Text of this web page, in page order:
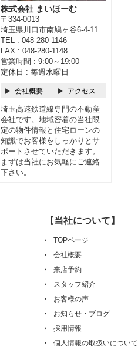
株式会社 まいほーむ
〒334-0013
埼玉県川口市南鳩ヶ谷6-4-11
TEL : 048-280-1146
FAX : 048-280-1148
営業時間 : 9:00～19:00
定休日 : 毎週水曜日
会社概要 アクセス
埼玉高速鉄道線専門の不動産
会社です。地域密着の当社限
定の物件情報と住宅ローンの
知識でお客様をしっかりとサ
ポートさせていただきます。
まずは当社にお気軽にご連絡
下さい。
【当社について】
TOPページ
会社概要
来店予約
スタッフ紹介
お客様の声
お知らせ・ブログ
採用情報
個人情報の取扱いについて